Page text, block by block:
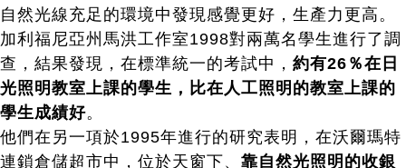
自然光線充足的環境中發現感覺更好，生產力更高。
加利福尼亞州馬洪工作室1998對兩萬名學生進行了調
查，結果發現，在標準統一的考試中， 約有26％在日
光照明教室上課的學生，比在人工照明的教室上課的
學生成績好。
他們在另一項於1995年進行的研究表明，在沃爾瑪特
連鎖倉儲超市中，位於天窗下、 靠自然光照明的收銀